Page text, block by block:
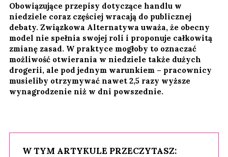
Obowiązujące przepisy dotyczące handlu w
niedziele coraz częściej wracają do publicznej
debaty. Związkowa Alternatywa uważa, że obecny
model nie spełnia swojej roli i proponuje całkowitą
zmianę zasad. W praktyce mogłoby to oznaczać
możliwość otwierania w niedziele także dużych
drogerii, ale pod jednym warunkiem – pracownicy
musieliby otrzymywać nawet 2,5 razy wyższe
wynagrodzenie niż w dni powszednie.
W TYM ARTYKULE PRZECZYTASZ: